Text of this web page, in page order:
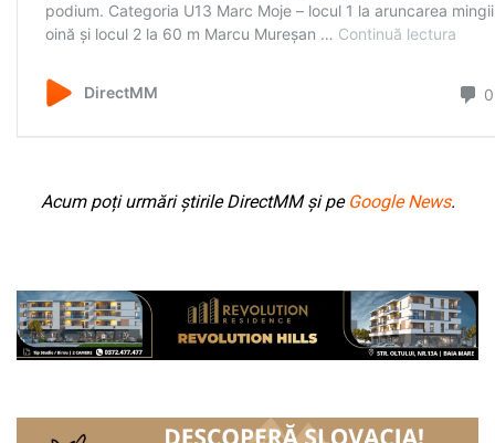
Acum poți urmări știrile DirectMM și pe Google News.